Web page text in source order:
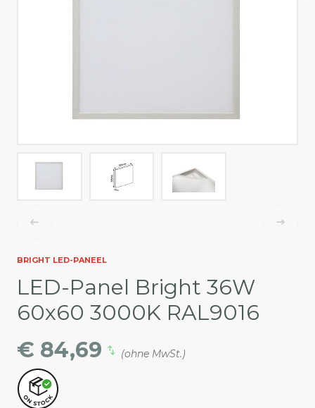
BRIGHT LED-PANEEL
LED-Panel Bright 36W
60x60 3000K RAL9016
€ 84,69
(ohne MwSt.)